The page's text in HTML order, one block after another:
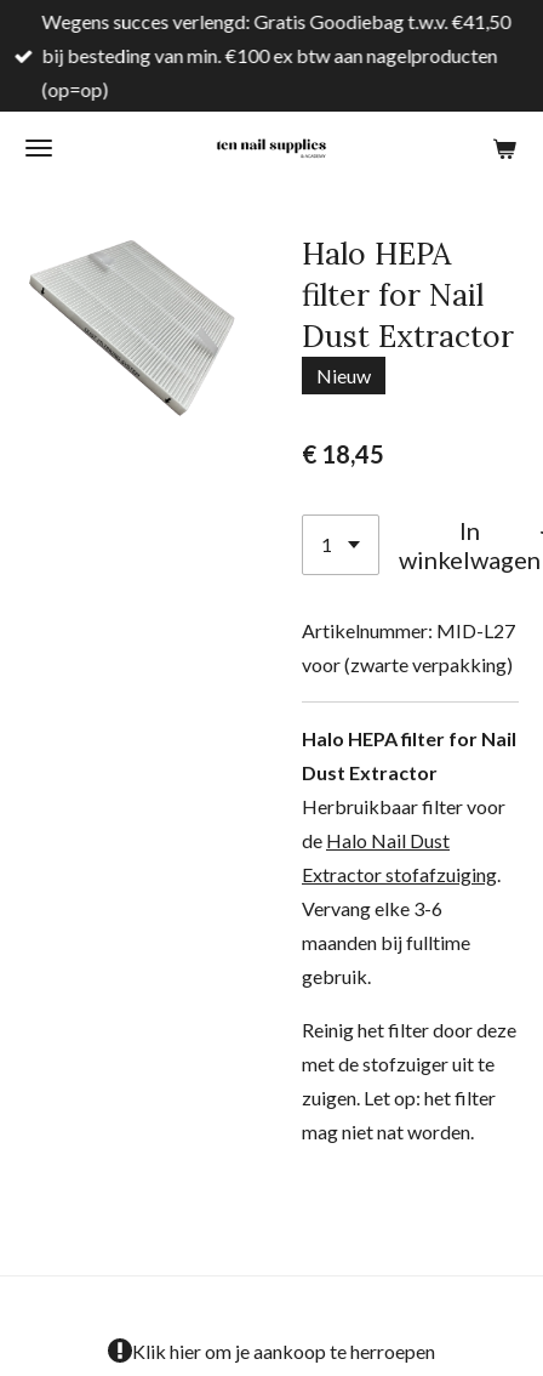
direct
naar
hoofdinhoud
Wegens succes verlengd: Gratis Goodiebag t.w.v. €41,50
bij besteding van min. €100 ex btw aan nagelproducten
(op=op)
Halo HEPA
filter for Nail
Dust Extractor
Nieuw
€ 18,45
In
winkelwagen
Artikelnummer: MID-L27
voor (zwarte verpakking)
Halo HEPA filter for Nail
Dust Extractor
Herbruikbaar filter voor
de Halo Nail Dust
Extractor stofafzuiging.
Vervang elke 3-6
maanden bij fulltime
gebruik.
Reinig het filter door deze
met de stofzuiger uit te
zuigen. Let op: het filter
mag niet nat worden.
Klik hier om je aankoop te herroepen